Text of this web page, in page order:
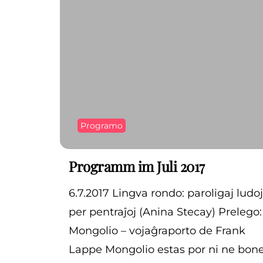
Programo
Programm im Juli 2017
6.7.2017 Lingva rondo: paroligaj ludoj
per pentraĵoj (Anina Stecay) Prelego:
Mongolio – vojaĝraporto de Frank
Lappe Mongolio estas por ni ne